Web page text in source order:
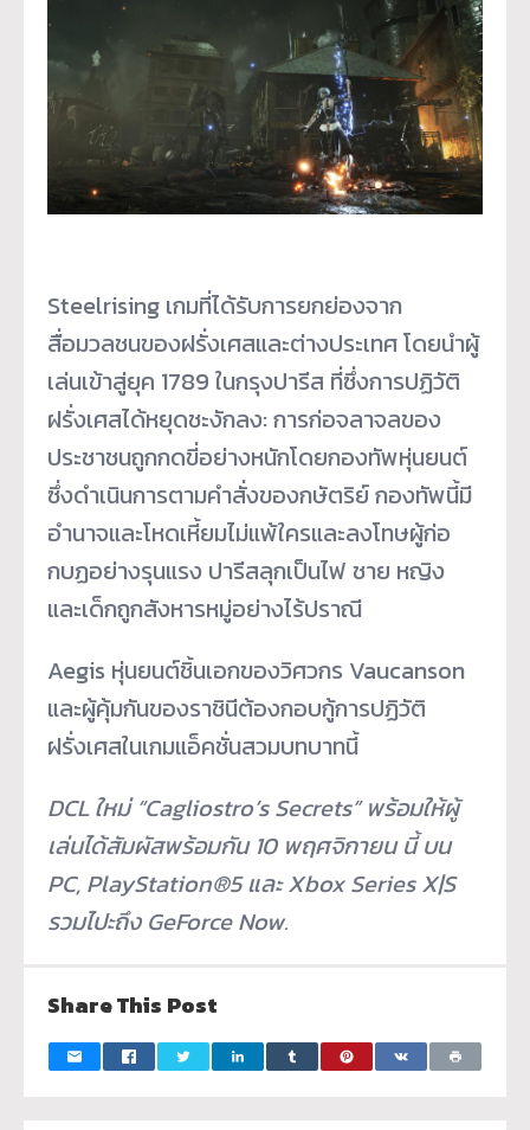
Steelrising เกมที่ได้รับการยกย่องจาก
สื่อมวลชนของฝรั่งเศสและต่างประเทศ โดยนำผู้
เล่นเข้าสู่ยุค 1789 ในกรุงปารีส ที่ซึ่งการปฏิวัติ
ฝรั่งเศสได้หยุดชะงักลง: การก่อจลาจลของ
ประชาชนถูกกดขี่อย่างหนักโดยกองทัพหุ่นยนต์
ซึ่งดำเนินการตามคำสั่งของกษัตริย์ กองทัพนี้มี
อำนาจและโหดเหี้ยมไม่แพ้ใครและลงโทษผู้ก่อ
กบฏอย่างรุนแรง ปารีสลุกเป็นไฟ ชาย หญิง
และเด็กถูกสังหารหมู่อย่างไร้ปราณี
Aegis หุ่นยนต์ชิ้นเอกของวิศวกร Vaucanson
และผู้คุ้มกันของราชินีต้องกอบกู้การปฏิวัติ
ฝรั่งเศสในเกมแอ็คชั่นสวมบทบาทนี้
DCL ใหม่ “Cagliostro’s Secrets” พร้อมให้ผู้
เล่นได้สัมผัสพร้อมกัน 10 พฤศจิกายน นี้ บน
PC, PlayStation®5 และ Xbox Series X|S
รวมไปะถึง GeForce Now.
Share This Post